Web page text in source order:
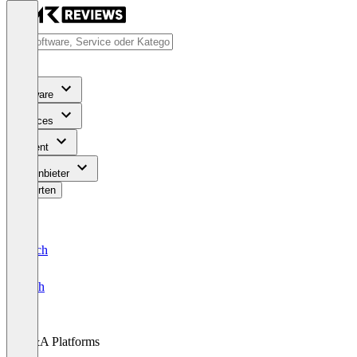
Software
Services
Content
Für Anbieter
Bewerten
Deutsch
English
Q&A Platforms